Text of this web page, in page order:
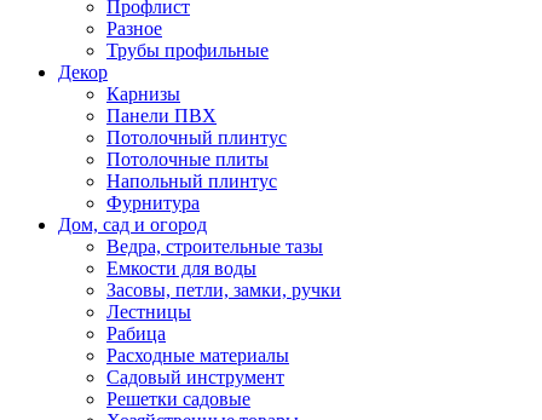
Профлист
Разное
Трубы профильные
Декор
Карнизы
Панели ПВХ
Потолочный плинтус
Потолочные плиты
Напольный плинтус
Фурнитура
Дом, сад и огород
Ведра, строительные тазы
Емкости для воды
Засовы, петли, замки, ручки
Лестницы
Рабица
Расходные материалы
Садовый инструмент
Решетки садовые